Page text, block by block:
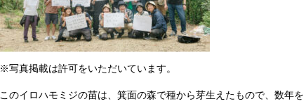
※写真掲載は許可をいただいています。
このイロハモミジの苗は、箕面の森で種から芽生えたもので、数年を